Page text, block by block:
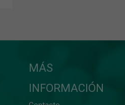
MÁS
INFORMACIÓN